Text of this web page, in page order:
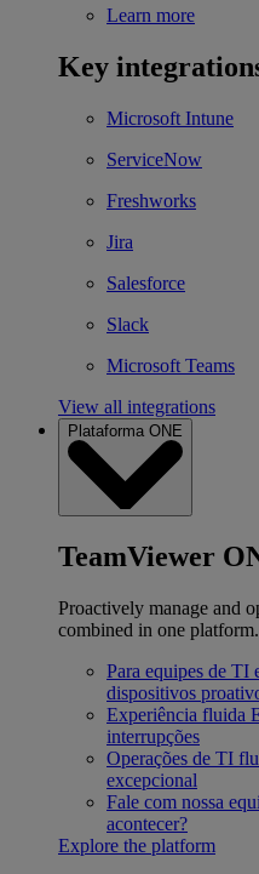
Learn more
Key
Microsoft Intune
ServiceNow
Freshworks
Jira
Salesforce
Slack
Microsoft Teams
View all integrations
Plataforma ONE
TeamViewer
Proactively manage and
combined in one platform.
Para equipes de TI
dispositivos
Experiência fluida
interrupções
Operações de TI
excepcional
Fale com nossa
acontecer?
Explore the platform